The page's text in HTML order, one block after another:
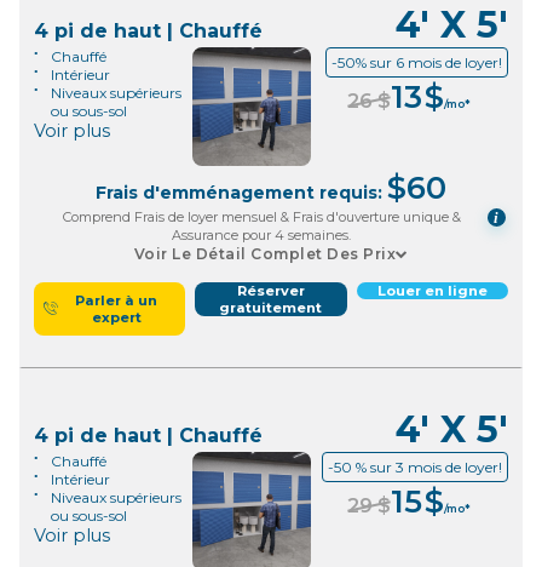
4 pi de haut | Chauffé 4' X 5'
Chauffé
Intérieur
Niveaux supérieurs
ou sous-sol
Voir plus
-50% sur 6 mois de loyer!
26$13$/mo*
Frais d'emménagement requis: $60
Comprend Frais de loyer mensuel & Frais d'ouverture unique &
Assurance pour 4 semaines.
i
Voir Le Détail Complet Des Prix
Parler à un
expert
Réserver
gratuitement
Louer en ligne
4 pi de haut | Chauffé 4' X 5'
Chauffé
Intérieur
Niveaux supérieurs
ou sous-sol
Voir plus
-50 % sur 3 mois de loyer!
29$15$/mo*